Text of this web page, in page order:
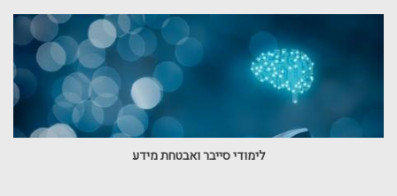
לימודי סייבר ואבטחת מידע